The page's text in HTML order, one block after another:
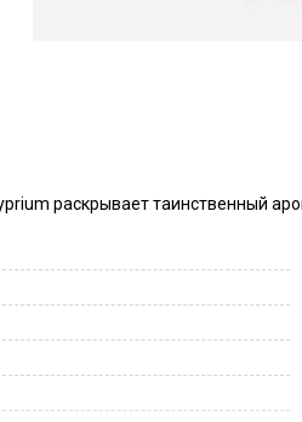
раскрывает таинственный